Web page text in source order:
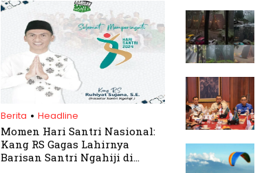
Berita . Headline
Momen Hari Santri Nasional:
Kang RS Gagas Lahirnya
Barisan Santri Ngahiji di